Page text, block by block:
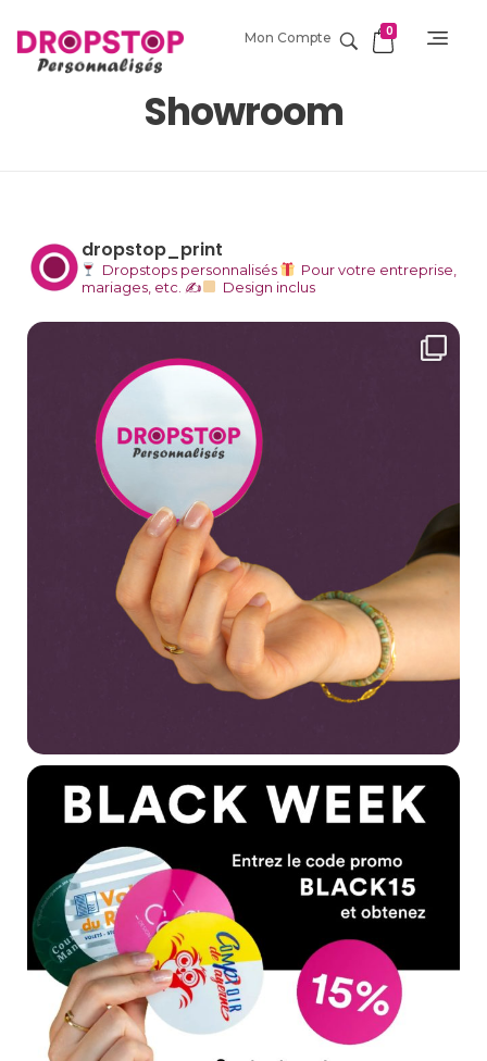
Mon Compte 0
Showroom
dropstop_print
Dropstops personnalisés
Pour votre entreprise,
mariages, etc. ✍ Design inclus